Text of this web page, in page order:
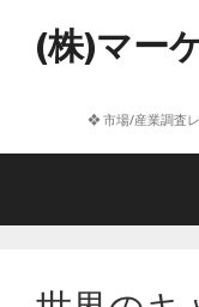
へ
(株)マー
❖ 市場/産業調査